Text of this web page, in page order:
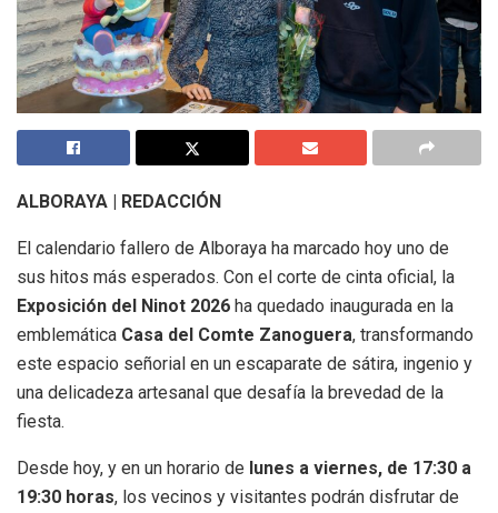
ALBORAYA | REDACCIÓN
El calendario fallero de Alboraya ha marcado hoy uno de
sus hitos más esperados. Con el corte de cinta oficial, la
Exposición del Ninot 2026 ha quedado inaugurada en la
emblemática Casa del Comte Zanoguera, transformando
este espacio señorial en un escaparate de sátira, ingenio y
una delicadeza artesanal que desafía la brevedad de la
fiesta.
Desde hoy, y en un horario de lunes a viernes, de 17:30 a
19:30 horas, los vecinos y visitantes podrán disfrutar de